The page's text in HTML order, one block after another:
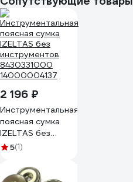
скрутке (6-32мм)
ПЛ011091926_023
2 196 ₽
Инструментальная
поясная сумка
IZELTAS без
инструментов
14000004137
5(1)